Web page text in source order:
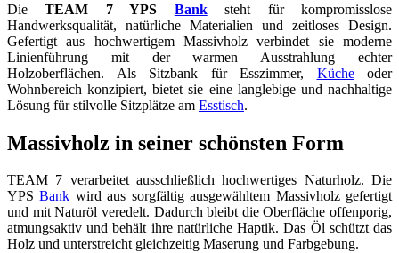
DieTEAM 7 YPS Banksteht für kompromisslose
Handwerksqualität, natürliche Materialien und zeitloses Design.
Gefertigt aus hochwertigem Massivholz verbindet sie moderne
Linienführung mit der warmen Ausstrahlung echter
Holzoberflächen. Als Sitzbank für Esszimmer, Kücheoder
Wohnbereich konzipiert, bietet sie eine langlebige und nachhaltige
Lösung für stilvolle Sitzplätze am Esstisch.
Massivholz in seiner schönsten Form
TEAM 7 verarbeitet ausschließlich hochwertiges Naturholz. Die
YPSBank wird aus sorgfältig ausgewähltem Massivholz gefertigt
und mit Naturöl veredelt. Dadurch bleibt die Oberfläche offenporig,
atmungsaktiv und behält ihre natürliche Haptik. Das Öl schützt das
Holz und unterstreicht gleichzeitig Maserung und Farbgebung.